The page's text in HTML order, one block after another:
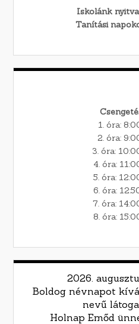
Iskolánk
Tanítási
1. óra:
2. óra:
3. óra:
4. óra:
5. óra:
6. óra:
7. óra:
8. óra:
2026.
Boldog névnapot
nevű
Holnap Emőd